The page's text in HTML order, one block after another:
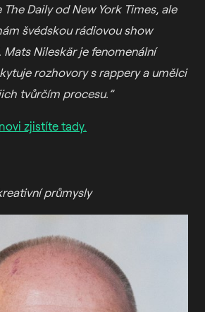
Daily od New York Times, ale
švédskou rádiovou show
Mats Nileskär je fenomenální
rozhovory s rappery a umělci
tvůrčím procesu.”
zjistíte tady.
průmysly